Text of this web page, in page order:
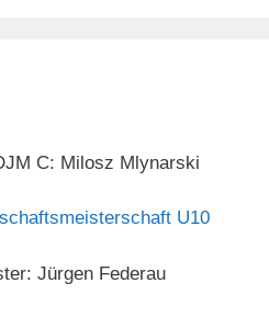
C: Milosz Mlynarski
U10
Jürgen Federau